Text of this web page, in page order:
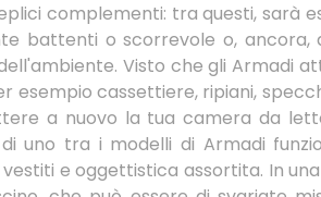
complementi: tra questi, sarà
battenti o scorrevole o, ancora,
Visto che gli Armadi
esempio cassettiere, ripiani,
a nuovo la tua camera da
uno tra i modelli di Armadi
e oggettistica assortita. In